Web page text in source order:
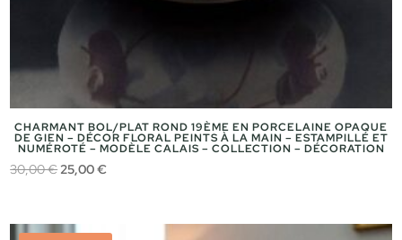
CHARMANT BOL/PLAT ROND 19ÈME EN PORCELAINE OPAQUE
DE GIEN – DÉCOR FLORAL PEINTS À LA MAIN – ESTAMPILLÉ ET
NUMÉROTÉ – MODÈLE CALAIS – COLLECTION – DÉCORATION
30,00€ Le
était :
25,00€Le
est :